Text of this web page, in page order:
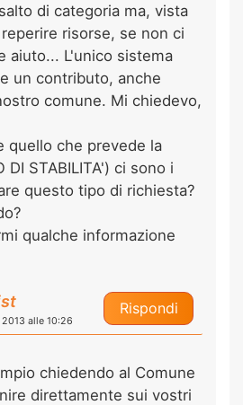
di categoria ma, vista
risorse, se non ci
aiuto... L'unico sistema
un contributo, anche
comune. Mi chiedevo,
quello che prevede la
DI STABILITA') ci sono i
questo tipo di richiesta?
qualche informazione
Rispondi
2013 alle 10:26
chiedendo al Comune
direttamente sui vostri